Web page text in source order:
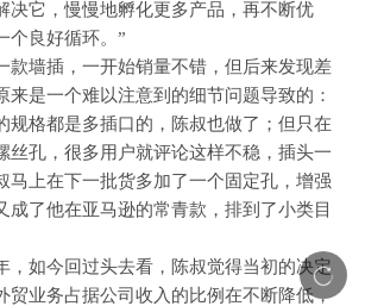
决它，慢慢地孵化更多产品，再不断优
个良好循环。”
款墙插，一开始销量不错，但后来发现差
来是一个难以注意到的细节问题导致的：
规格都是多插口的，陈叔也做了；但只在
丝孔，很多用户就评论这样不稳，插头一
马上在下一批货多加了一个固定孔，增强
成了他在亚马逊的常青款，排到了小类目
，如今回过头去看，陈叔觉得当初的决定
贸业务占据公司收入的比例在不断降低，